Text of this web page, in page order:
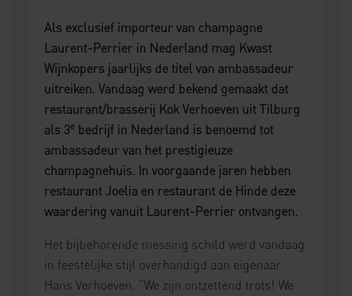
Als exclusief importeur van champagne
Laurent-Perrier in Nederland mag Kwast
Wijnkopers jaarlijks de titel van ambassadeur
uitreiken. Vandaag werd bekend gemaakt dat
restaurant/brasserij Kok Verhoeven uit Tilburg
als 3e bedrijf in Nederland is benoemd tot
ambassadeur van het prestigieuze
champagnehuis. In voorgaande jaren hebben
restaurant Joelia en restaurant de Hinde deze
waardering vanuit Laurent-Perrier ontvangen.
Het bijbehorende messing schild werd vandaag
in feestelijke stijl overhandigd aan eigenaar
Hans Verhoeven. ”We zijn ontzettend trots! We